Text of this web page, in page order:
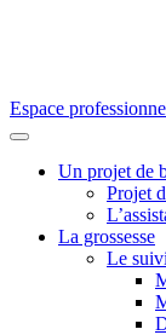
Espace
Un projet de
Projet
La grossesse
Le